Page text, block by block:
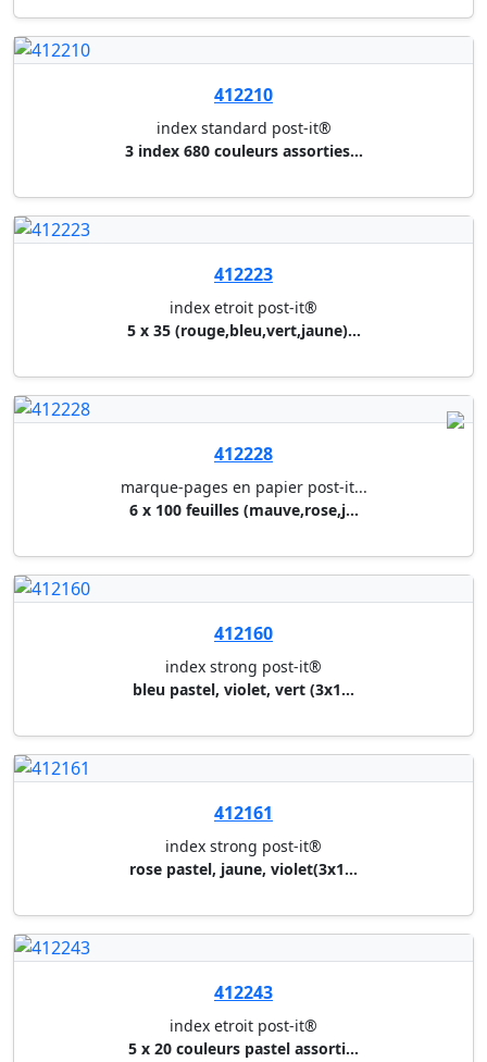
6 x 100 feuilles (mauve,rose,j...
412160
index strong post-it®
412161
index strong post-it®
rose pastel, jaune, violet(3x1...
412243
index etroit post-it®
412231
index strong post-it®
rouge, jaune, vert, bleu (4x6 ...
Muller & Wegener S.à.r.l.
bureau.
RGPD
Mentions légales
Conditions générales
Connexion